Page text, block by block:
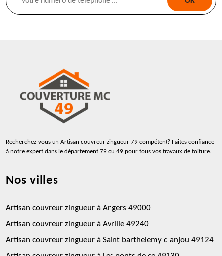
Recherchez-vous un Artisan couvreur zingueur 79 compétent? Faites confiance
à notre expert dans le département 79 ou 49 pour tous vos travaux de toiture.
Nos villes
Artisan couvreur zingueur à Angers 49000
Artisan couvreur zingueur à Avrille 49240
Artisan couvreur zingueur à Saint barthelemy d anjou 49124